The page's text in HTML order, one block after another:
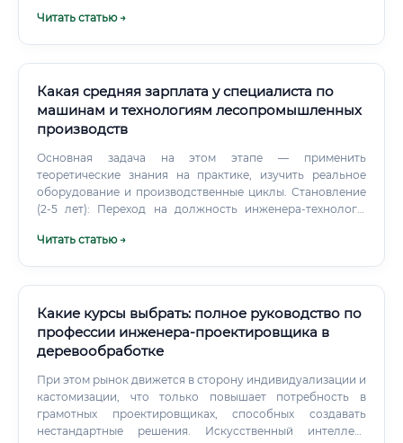
понимать: объём задач варьируется в зависимости от
Читать статью →
Какая средняя зарплата у специалиста по
машинам и технологиям лесопромышленных
производств
Основная задача на этом этапе — применить
теоретические знания на практике, изучить реальное
оборудование и производственные циклы. Становление
(2-5 лет): Переход на должность инженера-технолога,
уже несет полную ответственность за свой участок
Читать статью →
Какие курсы выбрать: полное руководство по
профессии инженера-проектировщика в
деревообработке
При этом рынок движется в сторону индивидуализации и
кастомизации, что только повышает потребность в
грамотных проектировщиках, способных создавать
нестандартные решения. Искусственный интеллект